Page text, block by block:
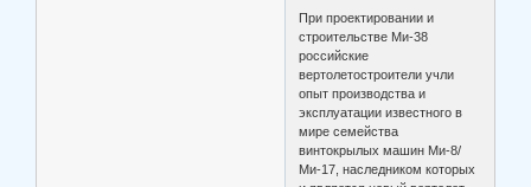
При проектировании и
строительстве Ми-38
российские
вертолетостроители учли
опыт производства и
эксплуатации известного в
мире семейства
винтокрылых машин Ми-8/
Ми-17, наследником которых